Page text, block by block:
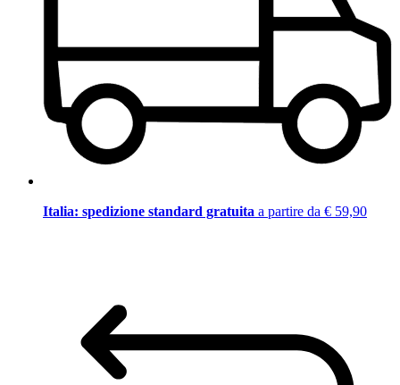
Italia: spedizione standard gratuita a partire da € 59,90